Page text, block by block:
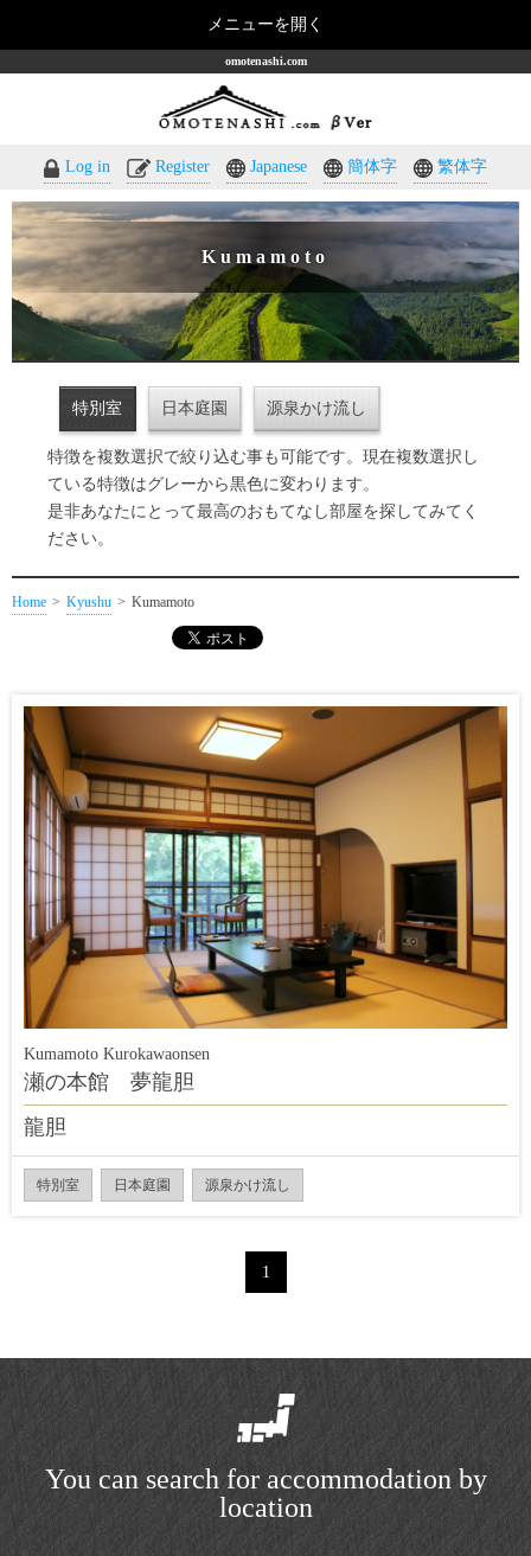
omotenashi.com
Log in Register Japanese 簡体字 繁体字
Kumamoto
特別室 日本庭園 源泉かけ流し
特徴を複数選択で絞り込む事も可能です。現在複数選択し
ている特徴はグレーから黒色に変わります。
是非あなたにとって最高のおもてなし部屋を探してみてく
ださい。
Home Kyushu Kumamoto
Kumamoto Kurokawaonsen
瀬の本館 夢龍胆
龍胆
特別室 日本庭園 源泉かけ流し
1
メニューを開く
You can search for accommodation by
location